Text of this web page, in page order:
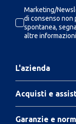
Marketing/
di consenso non
spontanea,
altre
L'azienda
Acquisti e
Garanzie e